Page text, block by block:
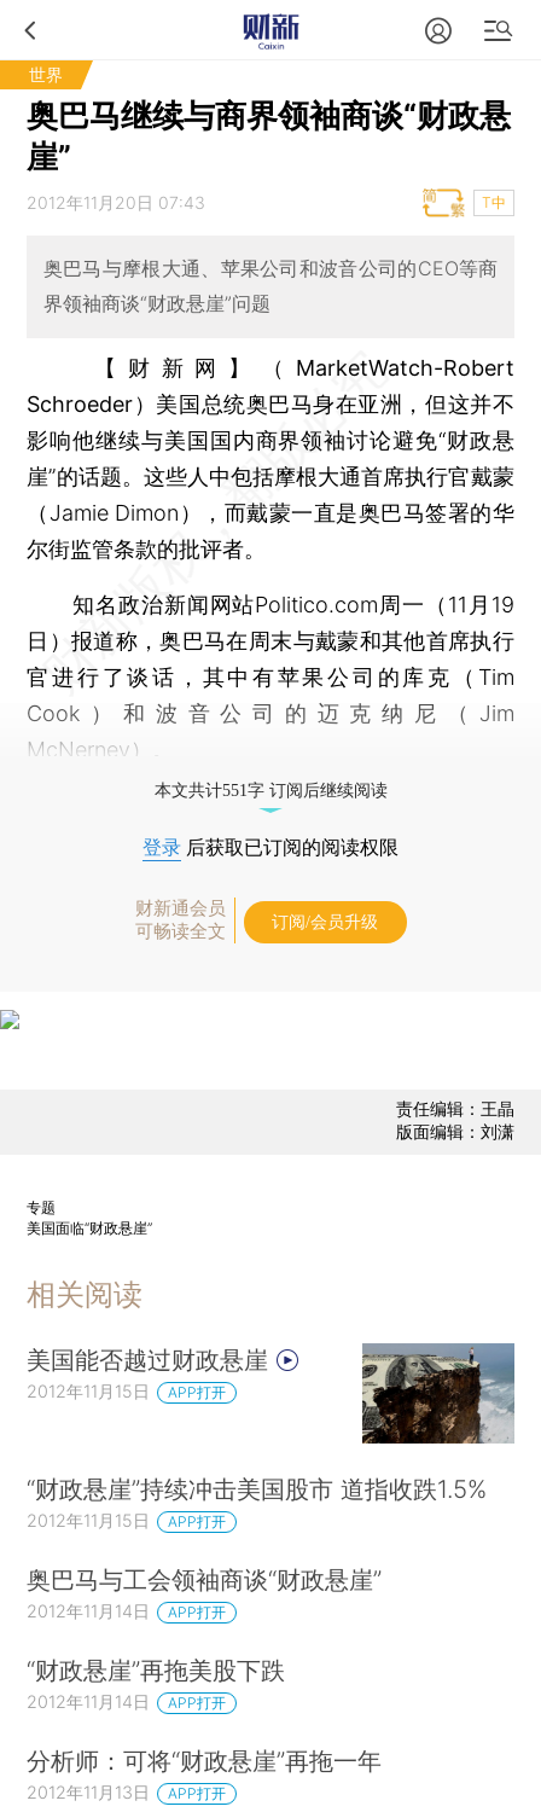
世界
奥巴马继续与商界领袖商谈“财政悬
崖”
2012年11月20日 07:43 T中
奥巴马与摩根大通、苹果公司和波音公司的CEO等商
界领袖商谈“财政悬崖”问题
【财新网】（MarketWatch-Robert
Schroeder） 美国总统奥巴马身在亚洲，但这并不
影响他继续与美国国内商界领袖讨论避免“财政悬
崖”的话题。这些人中包括摩根大通首席执行官戴蒙
（Jamie Dimon），而戴蒙一直是奥巴马签署的华
尔街监管条款的批评者。
知名政治新闻网站Politico.com周一（11月19
日）报道称，奥巴马在周末与戴蒙和其他首席执行
官进行了谈话，其中有苹果公司的库克（Tim
Cook）和波音公司的迈克纳尼（Jim
McNerney）。
本文共计551字 订阅后继续阅读
登录 后获取已订阅的阅读权限
财新通会员
可畅读全文
订阅/会员升级
责任编辑：王晶
版面编辑：刘潇
专题
美国面临“财政悬崖”
相关阅读
美国能否越过财政悬崖
2012年11月15日 APP打开
“财政悬崖”持续冲击美国股市 道指收跌1.5%
2012年11月15日 APP打开
奥巴马与工会领袖商谈“财政悬崖”
2012年11月14日 APP打开
“财政悬崖”再拖美股下跌
2012年11月14日 APP打开
分析师：可将“财政悬崖”再拖一年
2012年11月13日 APP打开